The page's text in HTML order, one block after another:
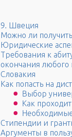
9. Швеция
Можно ли
Юридические
Требования к
окончания любого
Словакия
Как попасть на
Выбор
Как
Стипендии и
Аргументы в